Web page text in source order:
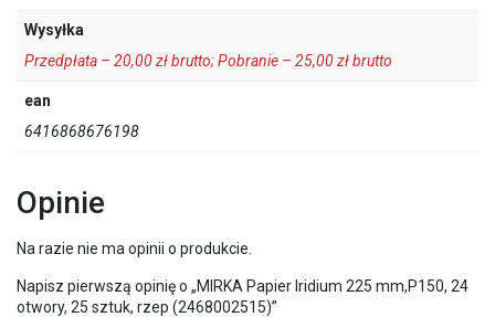
Wysyłka
Przedpłata – 20,00 zł brutto; Pobranie – 25,00 zł brutto
ean
6416868676198
Opinie
Na razie nie ma opinii o produkcie.
Napisz pierwszą opinię o „MIRKA Papier Iridium 225 mm,P150, 24
otwory, 25 sztuk, rzep (2468002515)”